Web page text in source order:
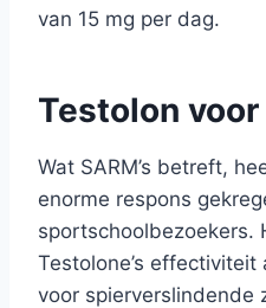
van 15 mg per dag.
Testolon
Wat SARM’s betreft,
enorme respons
sportschoolbezoekers.
Testolone’s
voor spierverslindende